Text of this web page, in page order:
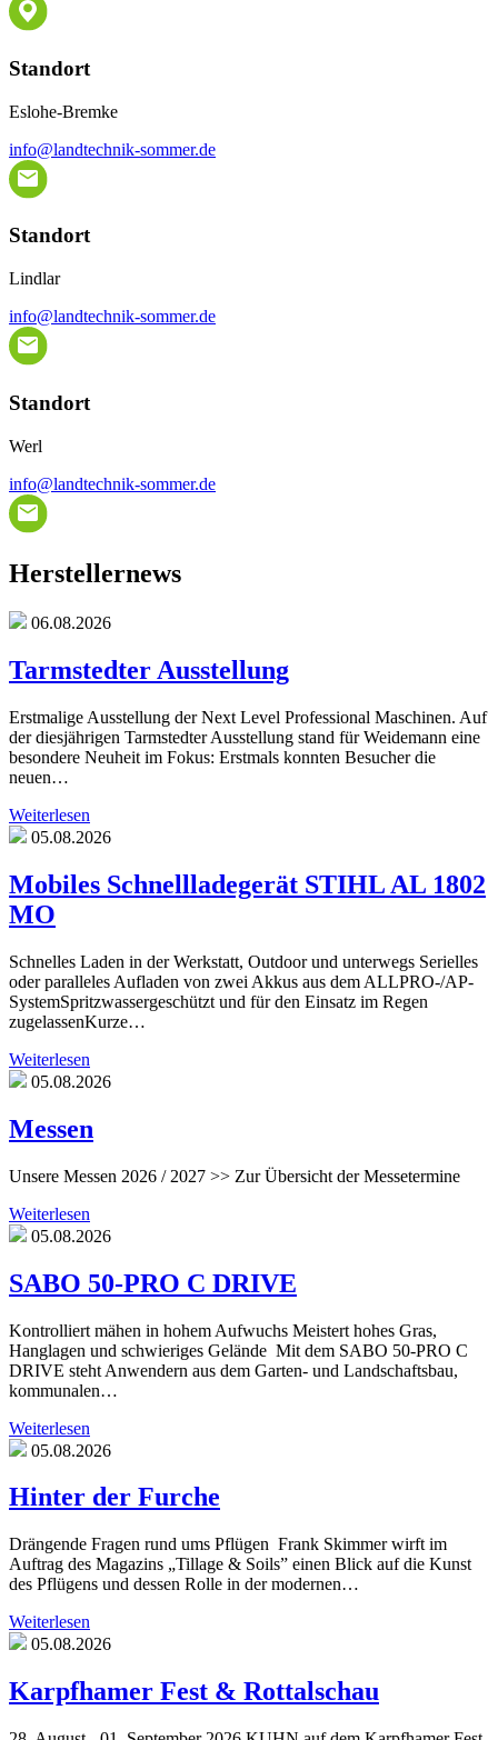
Standort
Eslohe-Bremke
info@landtechnik-sommer.de
Standort
Lindlar
info@landtechnik-sommer.de
Standort
Werl
info@landtechnik-sommer.de
Herstellernews
06.08.2026
Tarmstedter Ausstellung
Erstmalige Ausstellung der Next Level Professional Maschinen. Auf
der diesjährigen Tarmstedter Ausstellung stand für Weidemann eine
besondere Neuheit im Fokus: Erstmals konnten Besucher die
neuen…
Weiterlesen
05.08.2026
Mobiles Schnellladegerät STIHL AL 1802
MO
Schnelles Laden in der Werkstatt, Outdoor und unterwegs Serielles
oder paralleles Aufladen von zwei Akkus aus dem ALLPRO-/AP-
SystemSpritzwassergeschützt und für den Einsatz im Regen
zugelassenKurze…
Weiterlesen
05.08.2026
Messen
Unsere Messen 2026 / 2027 >> Zur Übersicht der Messetermine
Weiterlesen
05.08.2026
SABO 50-PRO C DRIVE
Kontrolliert mähen in hohem Aufwuchs Meistert hohes Gras,
Hanglagen und schwieriges Gelände Mit dem SABO 50-PRO C
DRIVE steht Anwendern aus dem Garten- und Landschaftsbau,
kommunalen…
Weiterlesen
05.08.2026
Hinter der Furche
Drängende Fragen rund ums Pflügen Frank Skimmer wirft im
Auftrag des Magazins „Tillage & Soils” einen Blick auf die Kunst
des Pflügens und dessen Rolle in der modernen…
Weiterlesen
05.08.2026
Karpfhamer Fest & Rottalschau